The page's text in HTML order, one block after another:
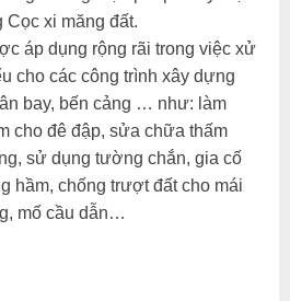
Cọc xi măng đất.
áp dụng rộng rãi trong việc xử
cho các công trình xây dựng
bay, bến cảng … như: làm
cho đê đập, sửa chữa thấm
sử dụng tường chắn, gia cố
hầm, chống trượt đất cho mái
mố cầu dẫn…